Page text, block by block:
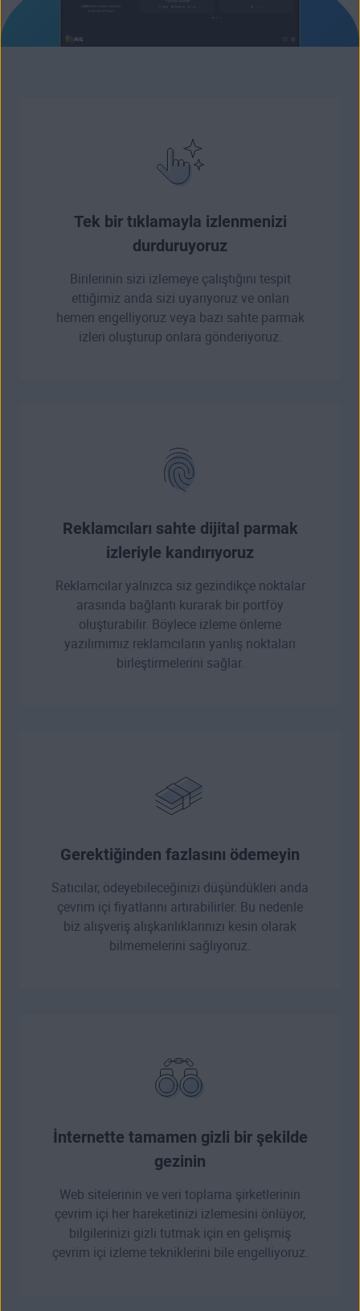
Tek bir tıklamayla izlenmenizi
durduruyoruz
Birilerinin sizi izlemeye çalıştığını tespit
ettiğimiz anda sizi uyarıyoruz ve onları
hemen engelliyoruz veya bazı sahte parmak
izleri oluşturup onlara gönderiyoruz.
Reklamcıları sahte dijital parmak
izleriyle kandırıyoruz
Reklamcılar yalnızca siz gezindikçe noktalar
arasında bağlantı kurarak bir portföy
oluşturabilir. Böylece izleme önleme
yazılımımız reklamcıların yanlış noktaları
birleştirmelerini sağlar.
Gerektiğinden fazlasını ödemeyin
Satıcılar, ödeyebileceğinizi düşündükleri anda
çevrim içi fiyatlarını artırabilirler. Bu nedenle
biz alışveriş alışkanlıklarınızı kesin olarak
bilmemelerini sağlıyoruz.
İnternette tamamen gizli bir şekilde
gezinin
Web sitelerinin ve veri toplama şirketlerinin
çevrim içi her hareketinizi izlemesini önlüyor,
bilgilerinizi gizli tutmak için en gelişmiş
çevrim içi izleme tekniklerini bile engelliyoruz.